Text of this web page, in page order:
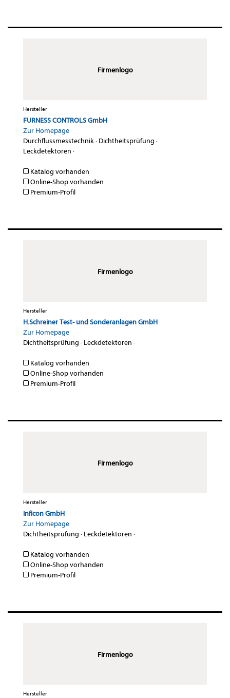
Firmenlogo
Hersteller
FURNESS CONTROLS GmbH
Zur Homepage
Durchflussmesstechnik· Dichtheitsprüfung ·
Leckdetektoren ·
Katalog vorhanden
Online-Shop vorhanden
Premium-Profil
Firmenlogo
Hersteller
H.Schreiner Test- und Sonderanlagen GmbH
Zur Homepage
Dichtheitsprüfung · Leckdetektoren ·
Katalog vorhanden
Online-Shop vorhanden
Premium-Profil
Firmenlogo
Hersteller
Inficon GmbH
Zur Homepage
Dichtheitsprüfung · Leckdetektoren ·
Katalog vorhanden
Online-Shop vorhanden
Premium-Profil
Firmenlogo
Hersteller